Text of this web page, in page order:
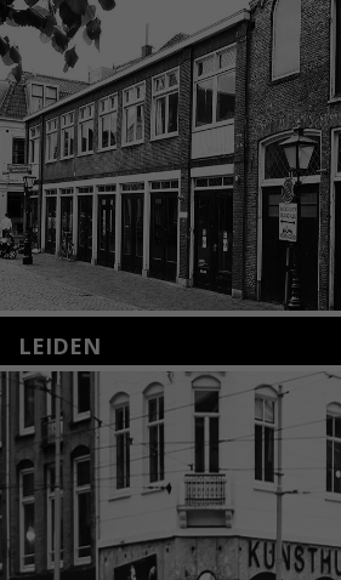
LEIDEN
Nieuwstraat 35
2312 KA Leiden
+31(0)71 – 52 84 480
info@kunsthuisleiden.nl
Lees meer